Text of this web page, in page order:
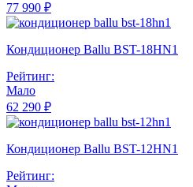
77 990 ₽
Кондиционер Ballu BST-18HN1
Рейтинг:
Мало
62 290 ₽
Кондиционер Ballu BST-12HN1
Рейтинг: